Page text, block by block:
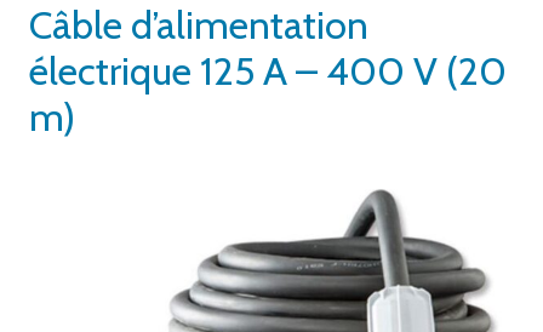
Câble d’alimentation
électrique 125 A – 400 V (20
m)